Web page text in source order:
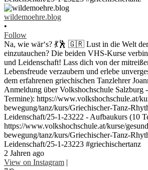
wildemoehre.blog
•
Follow
Na, wie wär‘s? 💃🕺 🇬🇷 Lust in die Welt
einzutauchen? Die beiden VHS-Kurse
und Leidenschaft! Lass dich von der
Lebensfreude verzaubern und erlebe
dem erfahrenen griechischen Tanzlehrer
Anmeldung über Volkshochschule Salzburg
Termine): https://www.volkshochschule.at/
bewegung/tanz/kurs/Griechischer-Tanz-
Leidenschaft/25-1-23222 - Aufbaukurs (10
https://www.volkshochschule.at/kurse/
bewegung/tanz/kurs/Griechischer-Tanz-
Leidenschaft/25-1-23223 #griechischertanz
2 Jahren ago
View on Instagram |